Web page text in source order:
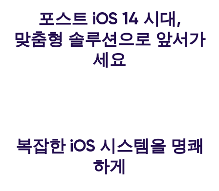
포스트 iOS 14 시대,
맞춤형 솔루션으로 앞서가
세요
복잡한 iOS 시스템을 명쾌
하게